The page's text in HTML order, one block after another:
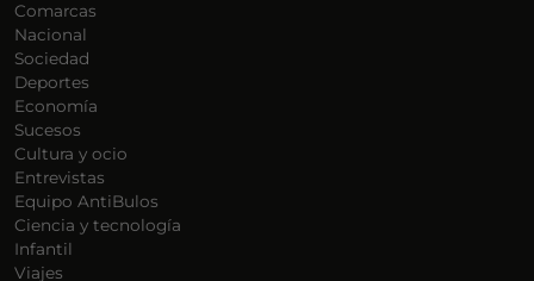
Comarcas
Nacional
Sociedad
Deportes
Economía
Sucesos
Cultura y ocio
Entrevistas
Equipo AntiBulos
Ciencia y tecnología
Infantil
Viajes